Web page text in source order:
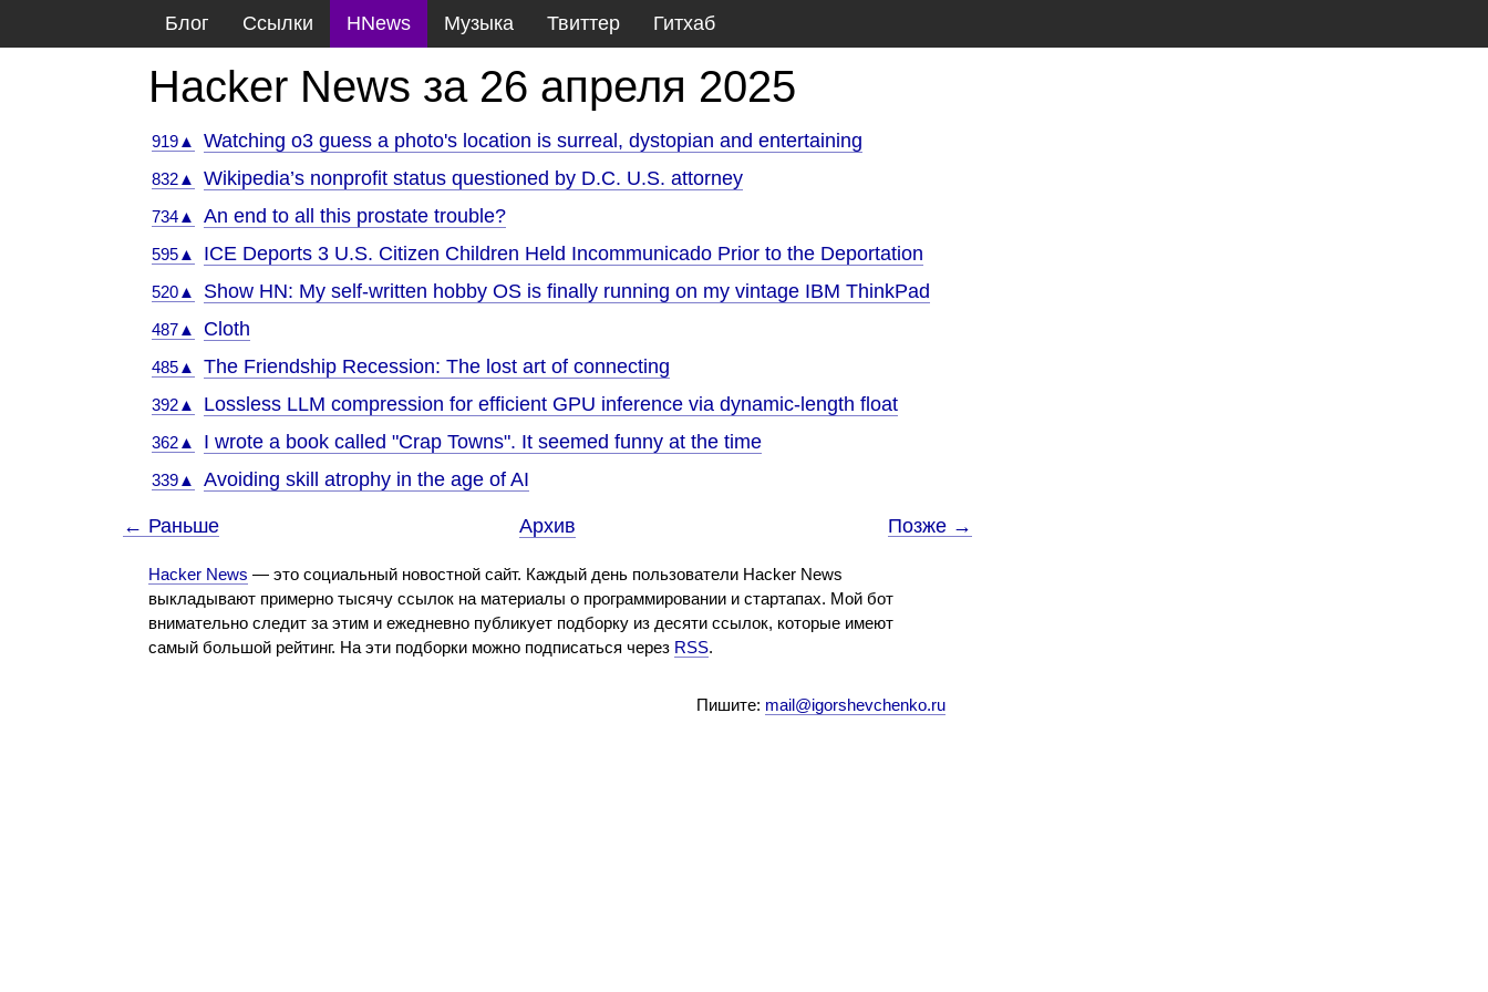
Блог Ссылки HNews Музыка Твиттер Гитхаб
Hacker News за 26 апреля 2025
919▲ Watching o3 guess a photo's location is surreal, dystopian and entertaining
832▲ Wikipedia’s nonprofit status questioned by D.C. U.S. attorney
734▲ An end to all this prostate trouble?
595▲ ICE Deports 3 U.S. Citizen Children Held Incommunicado Prior to the Deportation
520▲ Show HN: My self-written hobby OS is finally running on my vintage IBM ThinkPad
487▲ Cloth
485▲ The Friendship Recession: The lost art of connecting
392▲ Lossless LLM compression for efficient GPU inference via dynamic-length float
362▲ I wrote a book called "Crap Towns". It seemed funny at the time
339▲ Avoiding skill atrophy in the age of AI
← Раньше Архив Позже →
Hacker News — это социальный новостной сайт. Каждый день пользователи Hacker News
выкладывают примерно тысячу ссылок на материалы о программировании и стартапах. Мой бот
внимательно следит за этим и ежедневно публикует подборку из десяти ссылок, которые имеют
самый большой рейтинг. На эти подборки можно подписаться через RSS.
Пишите: mail@igorshevchenko.ru